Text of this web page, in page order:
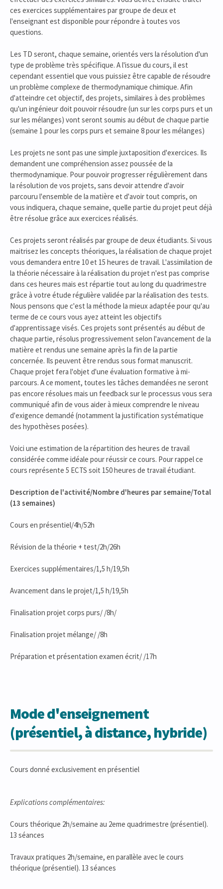
ces exercices supplémentaires par groupe de deux et
l'enseignant est disponible pour répondre à toutes vos
questions.
Les TD seront, chaque semaine, orientés vers la résolution d'un
type de problème très spécifique. A l'issue du cours, il est
cependant essentiel que vous puissiez être capable de résoudre
un problème complexe de thermodynamique chimique. Afin
d'atteindre cet objectif, des projets, similaires à des problèmes
qu'un ingénieur doit pouvoir résoudre (un sur les corps purs et un
sur les mélanges) vont seront soumis au début de chaque partie
(semaine 1 pour les corps purs et semaine 8 pour les mélanges)
Les projets ne sont pas une simple juxtaposition d'exercices. Ils
demandent une compréhension assez poussée de la
thermodynamique. Pour pouvoir progresser régulièrement dans
la résolution de vos projets, sans devoir attendre d'avoir
parcouru l'ensemble de la matière et d'avoir tout compris, on
vous indiquera, chaque semaine, quelle partie du projet peut déjà
être résolue grâce aux exercices réalisés.
Ces projets seront réalisés par groupe de deux étudiants. Si vous
maitrisez les concepts théoriques, la réalisation de chaque projet
vous demandera entre 10 et 15 heures de travail. L'assimilation de
la théorie nécessaire à la réalisation du projet n'est pas comprise
dans ces heures mais est répartie tout au long du quadrimestre
grâce à votre étude régulière validée par la réalisation des tests.
Nous pensons que c'est la méthode la mieux adaptée pour qu'au
terme de ce cours vous ayez atteint les objectifs
d'apprentissage visés. Ces projets sont présentés au début de
chaque partie, résolus progressivement selon l'avancement de la
matière et rendus une semaine après la fin de la partie
concernée. Ils peuvent être rendus sous format manuscrit.
Chaque projet fera l'objet d'une évaluation formative à mi-
parcours. A ce moment, toutes les tâches demandées ne seront
pas encore résolues mais un feedback sur le processus vous sera
communiqué afin de vous aider à mieux comprendre le niveau
d'exigence demandé (notamment la justification systématique
des hypothèses posées).
Voici une estimation de la répartition des heures de travail
considérée comme idéale pour réussir ce cours. Pour rappel ce
cours représente 5 ECTS soit 150 heures de travail étudiant.
Description de l'activité/Nombre d'heures par semaine/Total
(13 semaines)
Cours en présentiel/4h/52h
Révision de la théorie + test/2h/26h
Exercices supplémentaires/1,5 h/19,5h
Avancement dans le projet/1,5 h/19,5h
Finalisation projet corps purs/ /8h/
Finalisation projet mélange/ /8h
Préparation et présentation examen écrit/ /17h
Mode d'enseignement
(présentiel, à distance, hybride)
Cours donné exclusivement en présentiel
Explications complémentaires:
Cours théorique 2h/semaine au 2eme quadrimestre (présentiel).
13 séances
Travaux pratiques 2h/semaine, en parallèle avec le cours
théorique (présentiel). 13 séances